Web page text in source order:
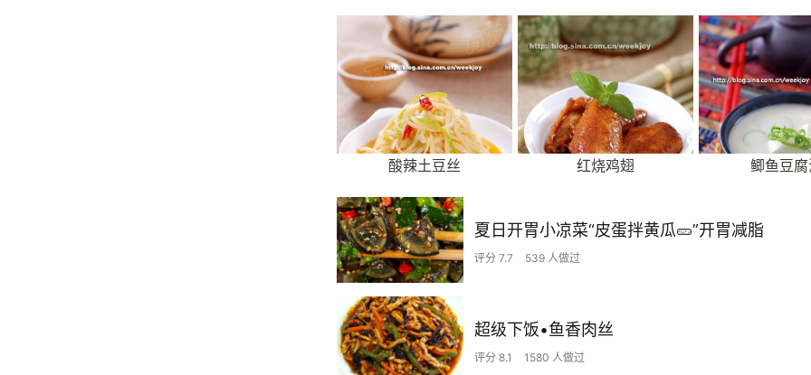
酸辣土豆丝 红烧鸡翅 鲫鱼豆
夏日开胃小凉菜“皮蛋拌黄瓜🥒”开胃减脂
评分 7.7 539 人做过
超级下饭•鱼香肉丝
评分 8.1 1580 人做过